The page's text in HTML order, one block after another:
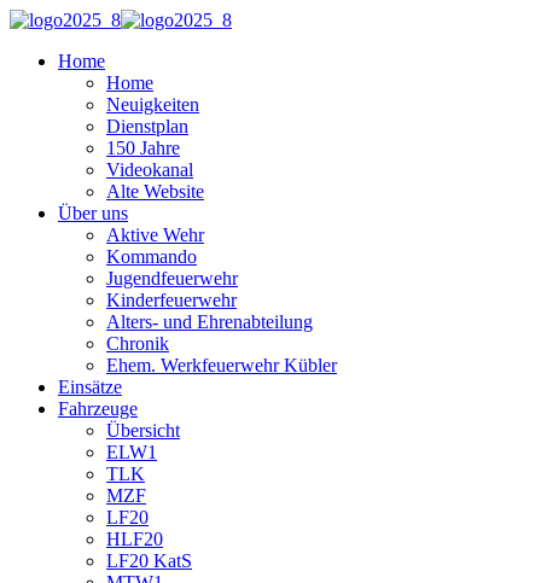
Home
Home
Neuigkeiten
Dienstplan
150 Jahre
Videokanal
Alte Website
Über uns
Aktive Wehr
Kommando
Jugendfeuerwehr
Kinderfeuerwehr
Alters- und Ehrenabteilung
Chronik
Ehem. Werkfeuerwehr Kübler
Einsätze
Fahrzeuge
Übersicht
ELW1
TLK
MZF
LF20
HLF20
LF20 KatS